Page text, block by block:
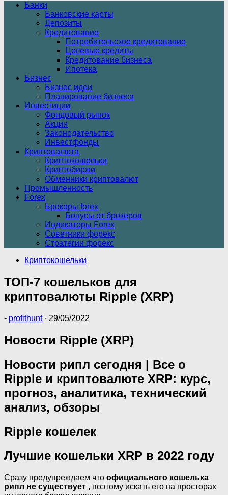
Банки
Банковские карты
Депозиты
Кредитование
Потребительское кредитование
Целевые кредиты
Кредитование бизнеса
Ипотека
Бизнес
Бизнес идеи
Планирование бизнеса
Инвестиции
Фондовый рынок
Акции
Законодательство
Инвестфонды
Криптовалюта
Криптокошельки
Криптобиржи
Обменники криптовалют
Промышленность
Forex
Брокеры forex
Бонусы от брокеров
Индикаторы Forex
Советники форекс
Стратегии форекс
Криптокошельки
ТОП-7 кошельков для
криптовалюты Ripple (XRP)
- profithunt · 29/05/2022
Новости Ripple (XRP)
Новости рипл сегодня | Все о
Ripple и криптовалюте XRP: курс,
прогноз, аналитика, технический
анализ, обзоры
Ripple кошелек
Лучшие кошельки XRP в 2022 году
Сразу предупреждаем что официального кошелька
рипл не существует , поэтому искать его на просторах